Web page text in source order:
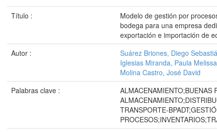
Título :
Modelo de gestión por
bodega para una empresa
exportación e importación de
Autor :
Suárez Briones, Diego
Iglesias Miranda, Paula Melissa
Molina Castro, José David
Palabras clave :
ALMACENAMIENTO;BUENAS
TRANSPORTE-